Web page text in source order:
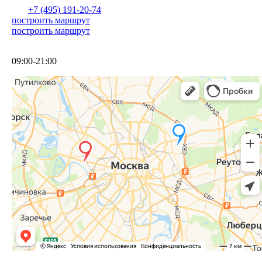
+7 (495) 191-20-74
построить маршрут
построить маршрут
09:00-21:00